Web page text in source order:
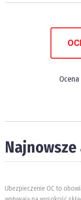
Ocena
Ubezpieczenie OC to